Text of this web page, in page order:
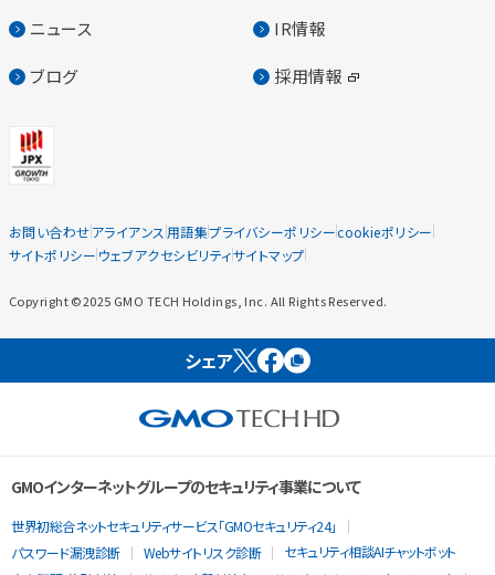
ニュース IR情報
ブログ 採用情報
お問い合わせアライアンス用語集プライバシーポリシーcookieポリシー
サイトポリシー ウェブアクセシビリティサイトマップ
Copyright ©2025 GMO TECH Holdings, Inc. All Rights Reserved.
シェア
GMOインターネットグループのセキュリティ事業について
世界初総合ネットセキュリティサービス「GMOセキュリティ24」
パスワード漏洩診断
Webサイトリスク診断
セキュリティ相談AIチャットボット